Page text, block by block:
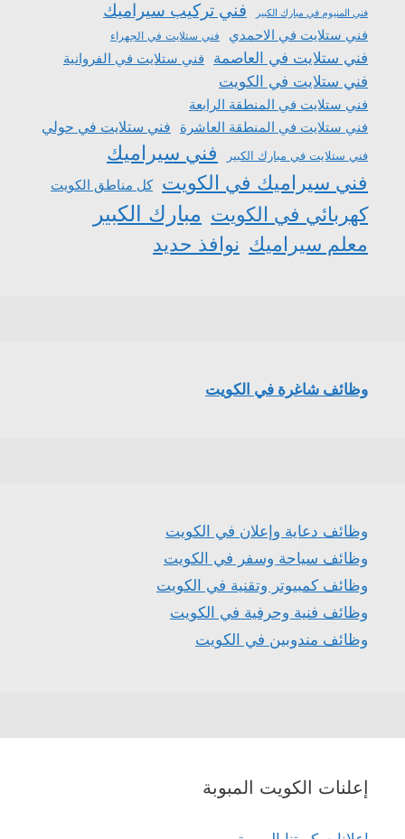
فني المنيوم في مبارك الكبير فني تركيب سيراميك
فني ستلايت في الاحمدي فني ستلايت في الجهراء
فني ستلايت في العاصمة فني ستلايت في الفروانية
فني ستلايت في الكويت
فني ستلايت في المنطقة الرابعة
فني ستلايت في المنطقة العاشرة فني ستلايت في حولي
فني ستلايت في مبارك الكبير
فني سيراميك
فني سيراميك في الكويت
كل مناطق الكويت
كهربائي في الكويت مبارك الكبير
معلم سيراميك نوافذ حديد
وظائف شاغرة في الكويت
وظائف دعاية وإعلان في الكويت
وظائف سياحة وسفر في الكويت
وظائف كمبيوتر وتقنية في الكويت
وظائف فنية وحرفية في الكويت
وظائف مندوبين في الكويت
إعلنات الكويت المبوبة